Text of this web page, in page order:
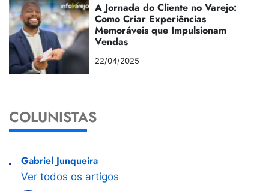
A Jornada do Cliente no Varejo:
Como Criar Experiências
Memoráveis que Impulsionam
Vendas
22/04/2025
COLUNISTAS
Gabriel Junqueira
Ver todos os artigos